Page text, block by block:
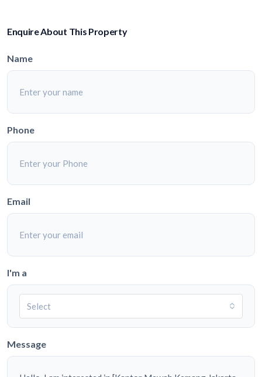
Enquire About This Property
Name
Phone
Email
I'm a
Select
Message